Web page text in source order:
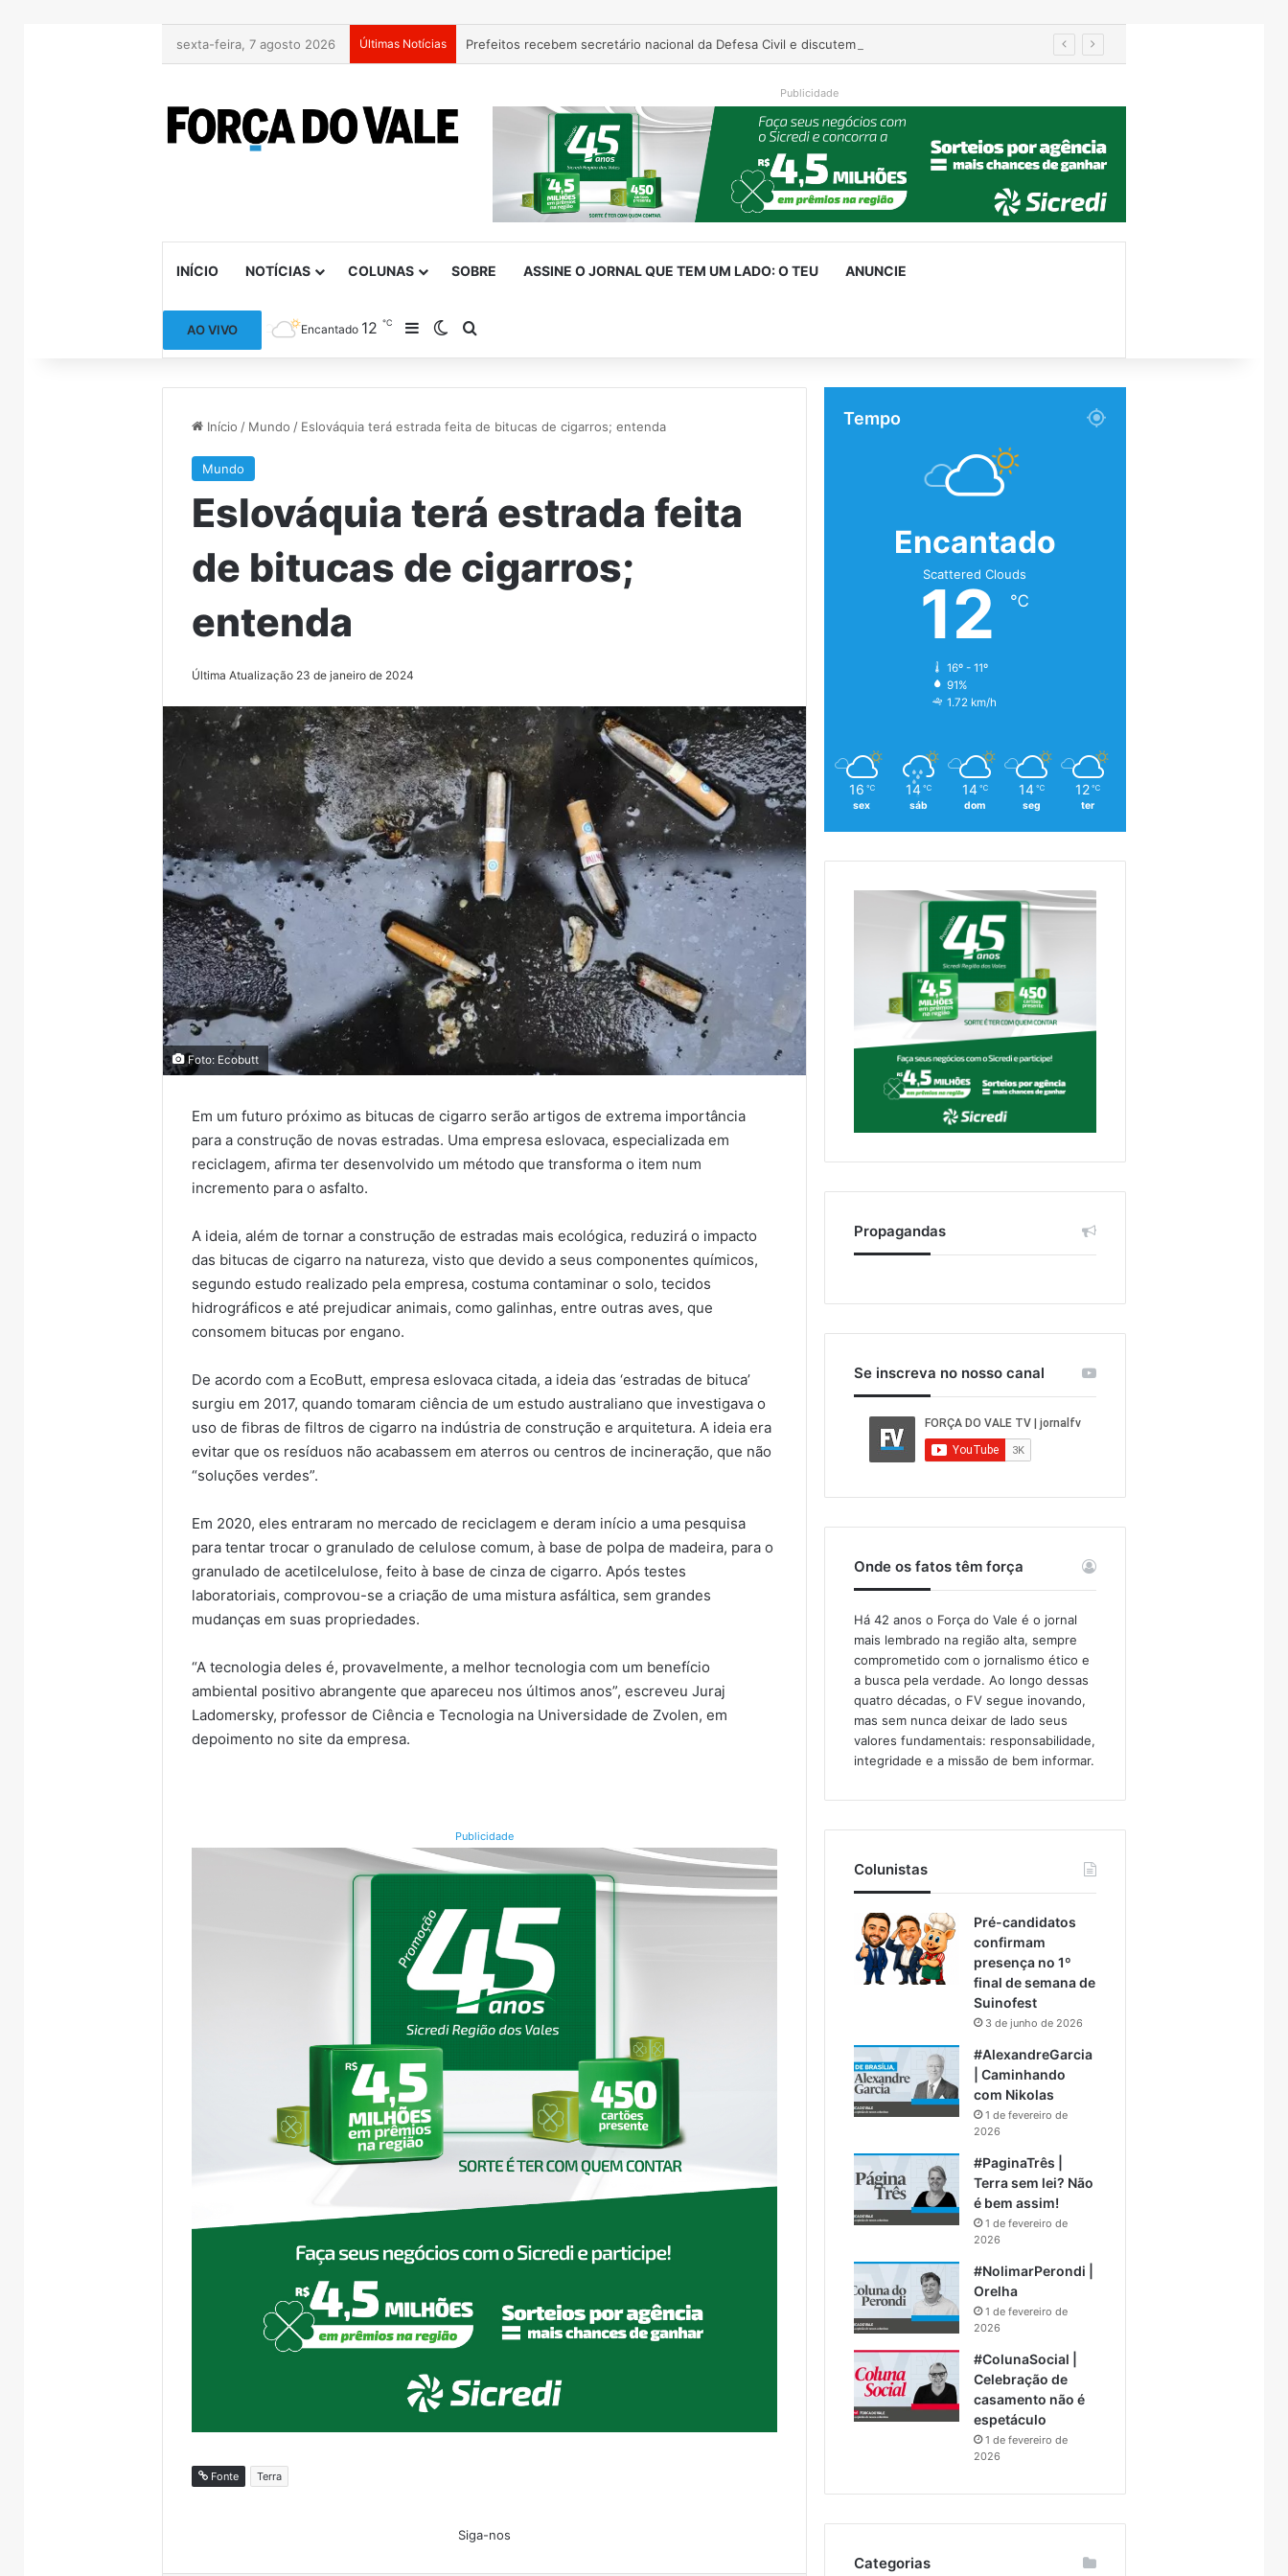
sexta-feira, 7 agosto 2026 Últimas Notícias
Publicidade
INÍCIO NOTÍCIAS COLUNAS SOBRE ASSINE O JORNAL QUE TEM UM LADO: O TEU ANUNCIE
AO VIVO Encantado 12℃ Barra Lateral
Switch skin
Início / Mundo / Eslováquia terá estrada feita de bitucas de cigarros; entenda
Mundo
Eslováquia terá estrada feita
de bitucas de cigarros;
entenda
Última Atualização 23 de janeiro de 2024
Foto: Ecobutt
Em um futuro próximo as bitucas de cigarro serão artigos de extrema importância
para a construção de novas estradas. Uma empresa eslovaca, especializada em
reciclagem, afirma ter desenvolvido um método que transforma o item num
incremento para o asfalto.
A ideia, além de tornar a construção de estradas mais ecológica, reduzirá o impacto
das bitucas de cigarro na natureza, visto que devido a seus componentes químicos,
segundo estudo realizado pela empresa, costuma contaminar o solo, tecidos
hidrográficos e até prejudicar animais, como galinhas, entre outras aves, que
consomem bitucas por engano.
De acordo com a EcoButt, empresa eslovaca citada, a ideia das ‘estradas de bituca’
surgiu em 2017, quando tomaram ciência de um estudo australiano que investigava o
uso de fibras de filtros de cigarro na indústria de construção e arquitetura. A ideia era
evitar que os resíduos não acabassem em aterros ou centros de incineração, que não
“soluções verdes”.
Em 2020, eles entraram no mercado de reciclagem e deram início a uma pesquisa
para tentar trocar o granulado de celulose comum, à base de polpa de madeira, para o
granulado de acetilcelulose, feito à base de cinza de cigarro. Após testes
laboratoriais, comprovou-se a criação de uma mistura asfáltica, sem grandes
mudanças em suas propriedades.
“A tecnologia deles é, provavelmente, a melhor tecnologia com um benefício
ambiental positivo abrangente que apareceu nos últimos anos”, escreveu Juraj
Ladomersky, professor de Ciência e Tecnologia na Universidade de Zvolen, em
depoimento no site da empresa.
Publicidade
Fonte Terra
Siga-nos
Tempo
Encantado
Scattered Clouds
12 ℃
16º - 11º
91%
1.72 km/h
16 ℃
sex
14 ℃
sáb
14 ℃
dom
14 ℃
seg
12 ℃
ter
Propagandas
Se inscreva no nosso canal
Onde os fatos têm força
Há 42 anos o Força do Vale é o jornal
mais lembrado na região alta, sempre
comprometido com o jornalismo ético e
a busca pela verdade. Ao longo dessas
quatro décadas, o FV segue inovando,
mas sem nunca deixar de lado seus
valores fundamentais: responsabilidade,
integridade e a missão de bem informar.​
Colunistas
Pré-candidatos
confirmam
presença no 1º
final de semana de
Suinofest
3 de junho de 2026
#AlexandreGarcia
| Caminhando
com Nikolas
1 de fevereiro de
2026
#PaginaTrês |
Terra sem lei? Não
é bem assim!
1 de fevereiro de
2026
#NolimarPerondi |
Orelha
1 de fevereiro de
2026
#ColunaSocial |
Celebração de
casamento não é
espetáculo
1 de fevereiro de
2026
Categorias